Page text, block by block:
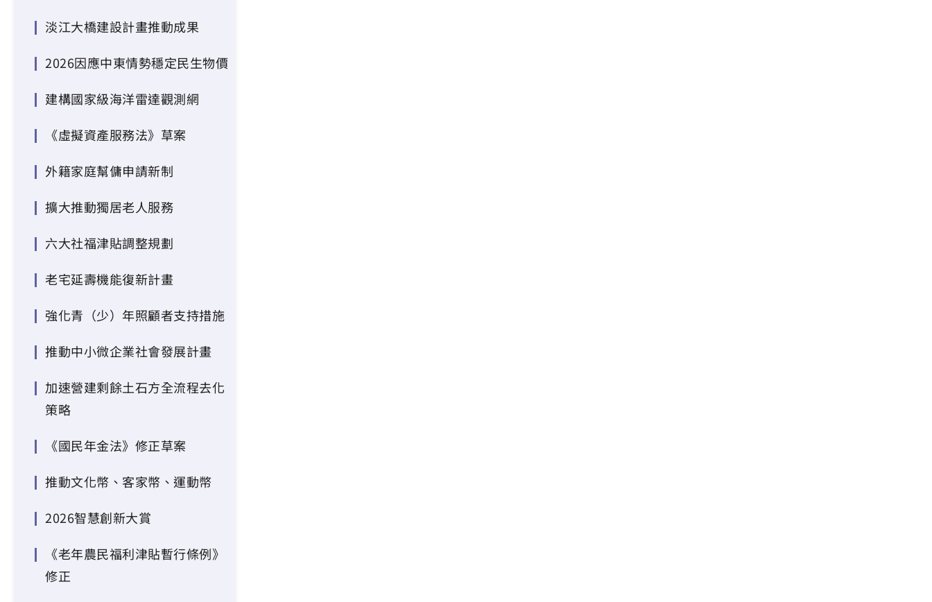
淡江大橋建設計畫推動成果
2026因應中東情勢穩定民生物價
建構國家級海洋雷達觀測網
《虛擬資產服務法》草案
外籍家庭幫傭申請新制
擴大推動獨居老人服務
六大社福津貼調整規劃
老宅延壽機能復新計畫
強化青（少）年照顧者支持措施
推動中小微企業社會發展計畫
加速營建剩餘土石方全流程去化
策略
《國民年金法》修正草案
推動文化幣、客家幣、運動幣
2026智慧創新大賞
《老年農民福利津貼暫行條例》
修正